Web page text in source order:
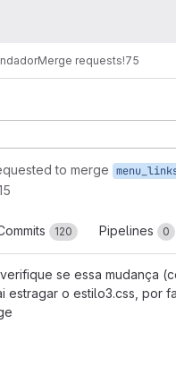
Merge requests!75
to merge
120 Pipelines 0
se essa mudança
estragar o estilo3.css, por